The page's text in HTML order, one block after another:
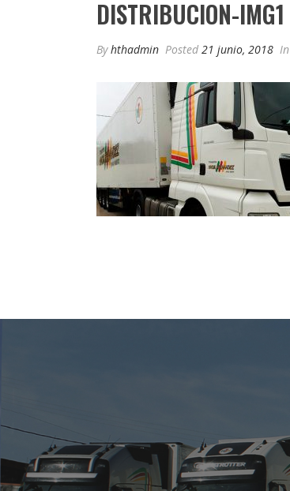
DISTRIBUCION-IMG1
Byhthadmin Posted 21 junio, 2018 In